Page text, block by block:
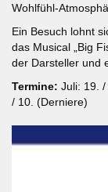
Wohlfühl-
Ein Besuch lohnt
das Musical „Big
der Darsteller und
Termine: Juli: 19.
/ 10. (Derniere)